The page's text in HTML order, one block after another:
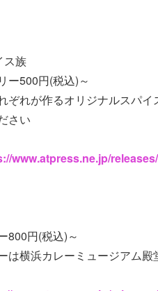
ス族
ー500円(税込)～
ぞれが作るオリジナルスパ
さい
www.atpress.ne.jp/
800円(税込)～
は横浜カレーミュージアム